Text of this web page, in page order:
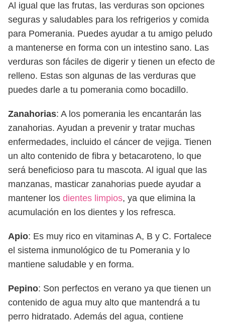
Al igual que las frutas, las verduras son opciones
seguras y saludables para los refrigerios y comida
para Pomerania. Puedes ayudar a tu amigo peludo
a mantenerse en forma con un intestino sano. Las
verduras son fáciles de digerir y tienen un efecto de
relleno. Estas son algunas de las verduras que
puedes darle a tu pomerania como bocadillo.
Zanahorias: A los pomerania les encantarán las
zanahorias. Ayudan a prevenir y tratar muchas
enfermedades, incluido el cáncer de vejiga. Tienen
un alto contenido de fibra y betacaroteno, lo que
será beneficioso para tu mascota. Al igual que las
manzanas, masticar zanahorias puede ayudar a
mantener los dientes limpios, ya que elimina la
acumulación en los dientes y los refresca.
Apio: Es muy rico en vitaminas A, B y C. Fortalece
el sistema inmunológico de tu Pomerania y lo
mantiene saludable y en forma.
Pepino: Son perfectos en verano ya que tienen un
contenido de agua muy alto que mantendrá a tu
perro hidratado. Además del agua, contiene